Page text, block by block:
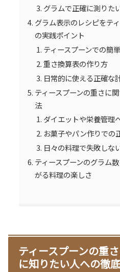
グラムで正確に測りた
グラム表示のレシピをテ
の実践ポイント
ティースプーンでの簡
重さ換算表の作り方
日常的に使える正確な
ティースプーンの重さに
法
ダイエットや栄養管理
お菓子やパン作りでの
日々の料理で失敗しな
ティースプーンのグラム
がる料理の楽しさ
ティースプーンの重
に知りたい人への徹